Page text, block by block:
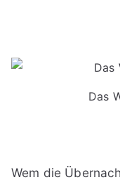
Das
Wem die